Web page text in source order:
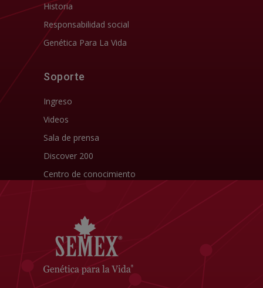
Historia
Responsabilidad social
Genética Para La Vida
Soporte
Ingreso
Videos
Sala de prensa
Discover 200
Centro de conocimiento